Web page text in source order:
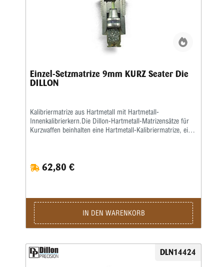
Einzel-Setzmatrize 9mm KURZ Seater Die
DILLON
Kalibriermatrize aus Hartmetall mit Hartmetall-
Innenkalibrierkern.Die Dillon-Hartmetall-Matrizensätze für
Kurzwaffen beinhalten eine Hartmetall-Kalibriermatrize, eine
Pulverfüllen in einem Arbeitsgang geschieht. Sollten Sie
Dillon-Matrizensätze in einer Einstationen-Presse benutzen,
62,80 €
IN DEN WARENKORB
DLN14424